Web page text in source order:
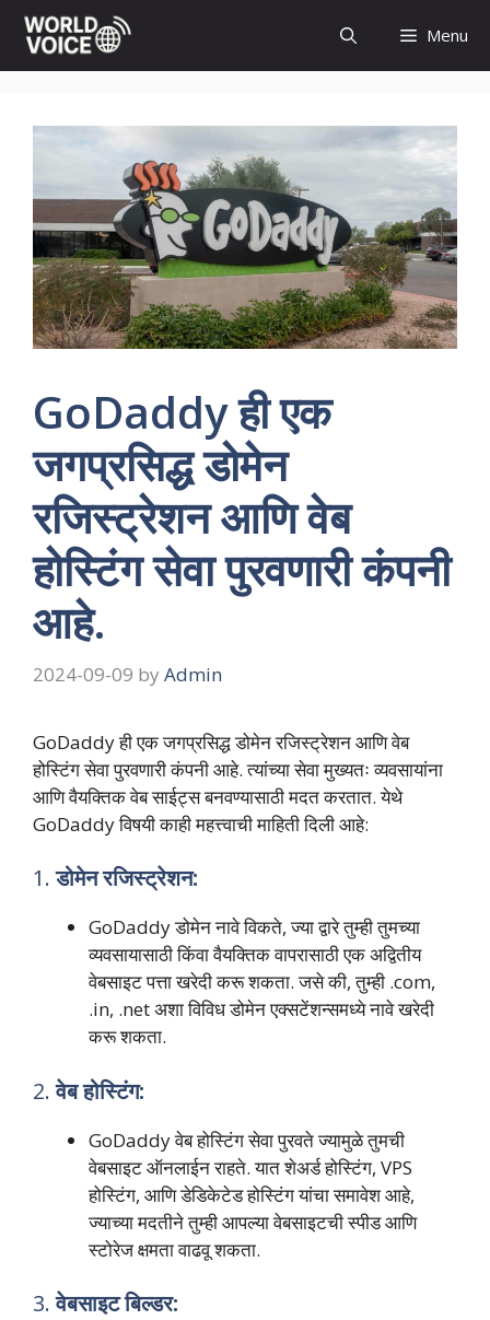
Skip
content
Menu
GoDaddy ही एक
जगप्रसिद्ध डोमेन
रजिस्ट्रेशन आणि वेब
होस्टिंग सेवा पुरवणारी कंपनी
आहे.
2024-09-09 by Admin
GoDaddy ही एक जगप्रसिद्ध डोमेन रजिस्ट्रेशन आणि वेब
होस्टिंग सेवा पुरवणारी कंपनी आहे. त्यांच्या सेवा मुख्यतः व्यवसायांना
आणि वैयक्तिक वेब साईट्स बनवण्यासाठी मदत करतात. येथे
GoDaddy विषयी काही महत्त्वाची माहिती दिली आहे:
1.डोमेन रजिस्ट्रेशन:
GoDaddy डोमेन नावे विकते, ज्या द्वारे तुम्ही तुमच्या
व्यवसायासाठी किंवा वैयक्तिक वापरासाठी एक अद्वितीय
वेबसाइट पत्ता खरेदी करू शकता. जसे की, तुम्ही .com,
.in, .net अशा विविध डोमेन एक्सटेंशन्समध्ये नावे खरेदी
करू शकता.
2.वेब होस्टिंग:
GoDaddy वेब होस्टिंग सेवा पुरवते ज्यामुळे तुमची
वेबसाइट ऑनलाईन राहते. यात शेअर्ड होस्टिंग, VPS
होस्टिंग, आणि डेडिकेटेड होस्टिंग यांचा समावेश आहे,
ज्याच्या मदतीने तुम्ही आपल्या वेबसाइटची स्पीड आणि
स्टोरेज क्षमता वाढवू शकता.
3.वेबसाइट बिल्डर: